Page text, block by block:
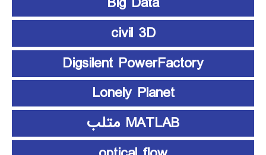
civil 3D
Digsilent PowerFactory
Lonely Planet
MATLAB متلب